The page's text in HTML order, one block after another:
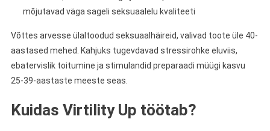
mõjutavad väga sageli seksuaalelu kvaliteeti
Võttes arvesse ülaltoodud seksuaalhäireid, valivad toote üle 40-
aastased mehed. Kahjuks tugevdavad stressirohke eluviis,
ebatervislik toitumine ja stimulandid preparaadi müügi kasvu
25-39-aastaste meeste seas.
Kuidas Virtility Up töötab?